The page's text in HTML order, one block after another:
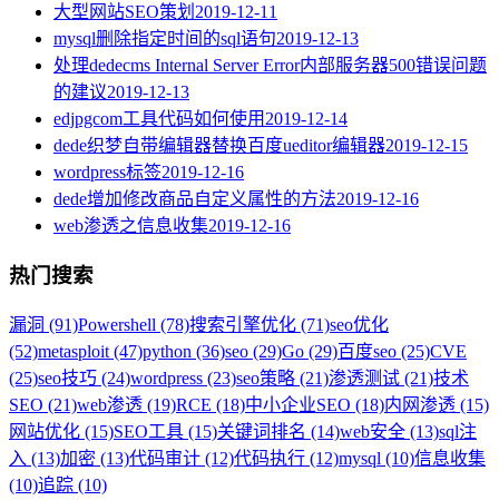
大型网站SEO策划 2019-12-11
mysql删除指定时间的sql语句2019-12-13
处理dedecms Internal Server Error内部服务器500错误问题
的建议2019-12-13
edjpgcom工具代码如何使用 2019-12-14
dede织梦自带编辑器替换百度ueditor编辑器2019-12-15
wordpress标签2019-12-16
dede增加修改商品自定义属性的方法2019-12-16
web渗透之信息收集2019-12-16
热门搜索
漏洞 (91)Powershell (78)搜索引擎优化 (71)seo优化
(52)metasploit (47)python (36)seo (29)Go (29)百度seo (25)CVE
(25)seo技巧 (24)wordpress (23)seo策略 (21)渗透测试 (21)技术
SEO (21)web渗透 (19)RCE (18)中小企业SEO (18)内网渗透 (15)
网站优化 (15)SEO工具 (15)关键词排名 (14)web安全 (13)sql注
入 (13)加密 (13)代码审计 (12)代码执行 (12)mysql (10)信息收集
(10)追踪 (10)